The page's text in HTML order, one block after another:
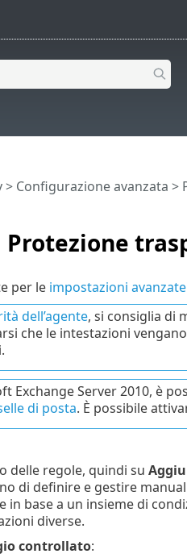
> Configurazione avanzata >
per le impostazioni
dell’agente, si consiglia di
che le intestazioni
Exchange Server 2010, è
di posta. È possibile
delle regole, quindi su
di definire e gestire
base a un insieme di
diverse.
controllato: